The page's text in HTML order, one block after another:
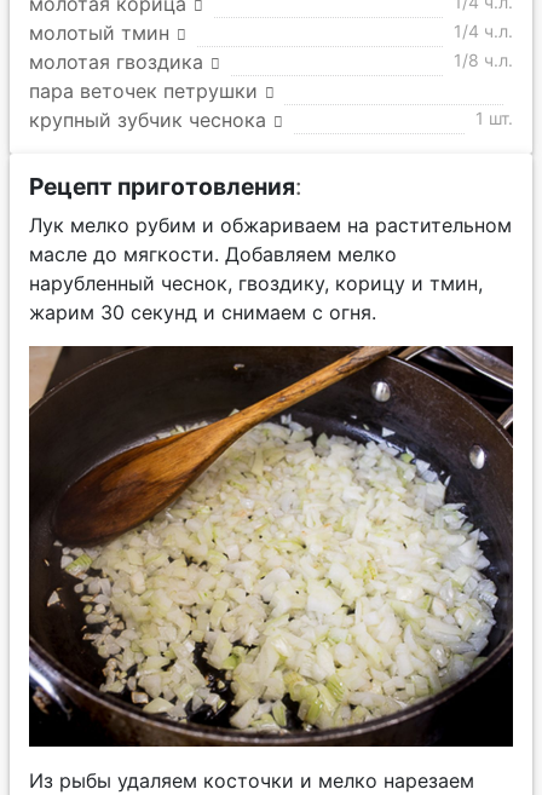
молотый тмин 1/4 ч.л.
молотая гвоздика 1/8 ч.л.
пара веточек петрушки
крупный зубчик чеснока
1 шт.
Рецепт приготовления:
Лук мелко рубим и обжариваем на растительном
масле до мягкости. Добавляем мелко
нарубленный чеснок, гвоздику, корицу и тмин,
жарим 30 секунд и снимаем с огня.
Из рыбы удаляем косточки и мелко нарезаем